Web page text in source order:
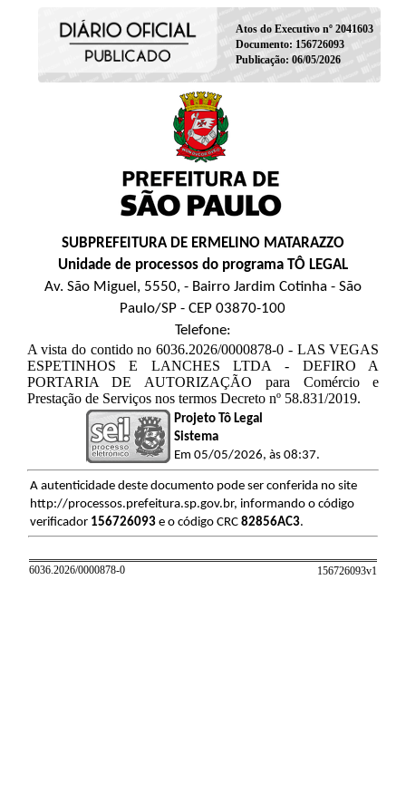
Atos do Executivo nº 2041603
Documento: 156726093
Publicação: 06/05/2026
SUBPREFEITURA DE ERMELINO MATARAZZO
Unidade de processos do programa TÔ LEGAL
Av. São Miguel, 5550, - Bairro Jardim Cotinha - São
Paulo/SP - CEP 03870-100
Telefone:
A vista do contido no 6036.2026/0000878-0 - LAS VEGAS
ESPETINHOS E LANCHES LTDA - DEFIRO A
PORTARIA DE AUTORIZAÇÃO para Comércio e
Prestação de Serviços nos termos Decreto nº 58.831/2019.
Projeto Tô Legal
Sistema
Em 05/05/2026, às 08:37.
A autenticidade deste documento pode ser conferida no site
http://processos.prefeitura.sp.gov.br, informando o código
verificador 156726093e o código CRC 82856AC3.
6036.2026/0000878-0 156726093v1